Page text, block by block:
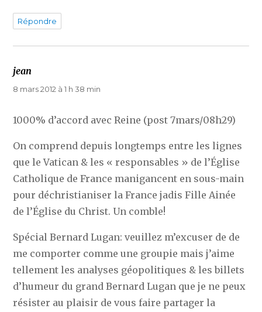
Répondre
jean
8 mars 2012 à 1 h 38 min
1000% d’accord avec Reine (post 7mars/08h29)
On comprend depuis longtemps entre les lignes
que le Vatican & les « responsables » de l’Église
Catholique de France manigancent en sous-main
pour déchristianiser la France jadis Fille Ainée
de l’Église du Christ. Un comble!
Spécial Bernard Lugan: veuillez m’excuser de de
me comporter comme une groupie mais j’aime
tellement les analyses géopolitiques & les billets
d’humeur du grand Bernard Lugan que je ne peux
résister au plaisir de vous faire partager la